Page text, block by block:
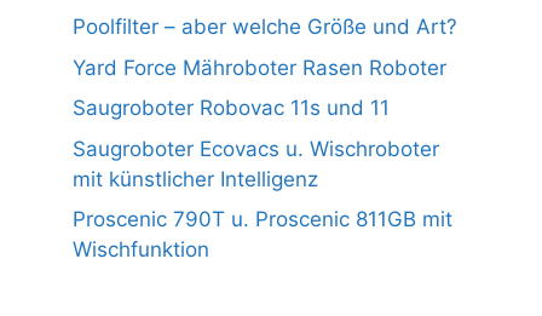
Poolfilter – aber welche Größe und Art?
Yard Force Mähroboter Rasen Roboter
Saugroboter Robovac 11s und 11
Saugroboter Ecovacs u. Wischroboter
mit künstlicher Intelligenz
Proscenic 790T u. Proscenic 811GB mit
Wischfunktion